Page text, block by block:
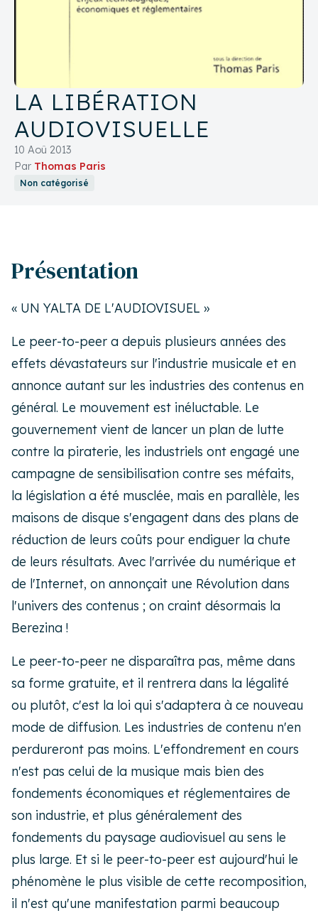
LA LIBÉRATION
AUDIOVISUELLE
10 Aoû 2013
Par Thomas Paris
Non catégorisé
Présentation
« UN YALTA DE L'AUDIOVISUEL »
Le peer-to-peer a depuis plusieurs années des
effets dévastateurs sur l'industrie musicale et en
annonce autant sur les industries des contenus en
général. Le mouvement est inéluctable. Le
gouvernement vient de lancer un plan de lutte
contre la piraterie, les industriels ont engagé une
campagne de sensibilisation contre ses méfaits,
la législation a été musclée, mais en parallèle, les
maisons de disque s'engagent dans des plans de
réduction de leurs coûts pour endiguer la chute
de leurs résultats. Avec l'arrivée du numérique et
de l'Internet, on annonçait une Révolution dans
l'univers des contenus ; on craint désormais la
Berezina !
Le peer-to-peer ne disparaîtra pas, même dans
sa forme gratuite, et il rentrera dans la légalité
ou plutôt, c'est la loi qui s'adaptera à ce nouveau
mode de diffusion. Les industries de contenu n'en
perdureront pas moins. L'effondrement en cours
n'est pas celui de la musique mais bien des
fondements économiques et réglementaires de
son industrie, et plus généralement des
fondements du paysage audiovisuel au sens le
plus large. Et si le peer-to-peer est aujourd'hui le
phénomène le plus visible de cette recomposition,
il n'est qu'une manifestation parmi beaucoup